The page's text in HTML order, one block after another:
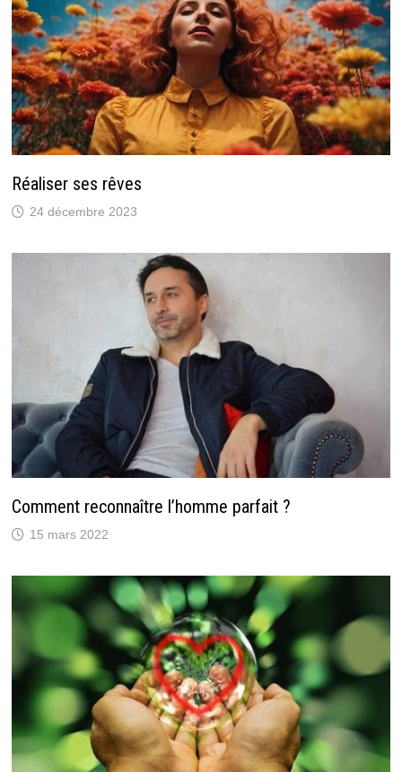
Réaliser ses rêves
24 décembre 2023
Comment reconnaître l’homme parfait ?
15 mars 2022